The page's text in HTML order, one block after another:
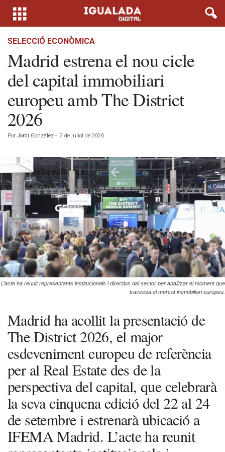
SELECCIÓ ECONÒMICA
Madrid estrena el nou cicle
del capital immobiliari
europeu amb The District
2026
Por Jordi González - 2 de juliol de 2026
L’acte ha reunit representants institucionals i directius del sector per analitzar el moment que
travessa el mercat immobiliari europeu.
Madrid ha acollit la presentació de
The District 2026, el major
esdeveniment europeu de referència
per al Real Estate des de la
perspectiva del capital, que celebrarà
la seva cinquena edició del 22 al 24
de setembre i estrenarà ubicació a
IFEMA Madrid. L’acte ha reunit